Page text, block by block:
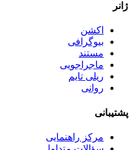
ژانر
اکشن
بیوگرافی
مستند
ماجراجویی
ریلی تایم
روانی
پشتیبانی
مرکز راهنمایی